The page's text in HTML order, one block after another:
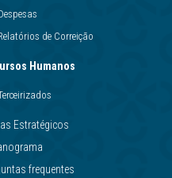
de Correição
Humanos
Estratégicos
frequentes